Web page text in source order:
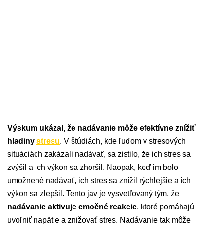
Výskum ukázal, že nadávanie môže efektívne znížiť
hladiny stresu. V štúdiách, kde ľuďom v stresových
situáciách zakázali nadávať, sa zistilo, že ich stres sa
zvýšil a ich výkon sa zhoršil. Naopak, keď im bolo
umožnené nadávať, ich stres sa znížil rýchlejšie a ich
výkon sa zlepšil. Tento jav je vysvetľovaný tým, že
nadávanie aktivuje emočné reakcie, ktoré pomáhajú
uvoľniť napätie a znižovať stres. Nadávanie tak môže